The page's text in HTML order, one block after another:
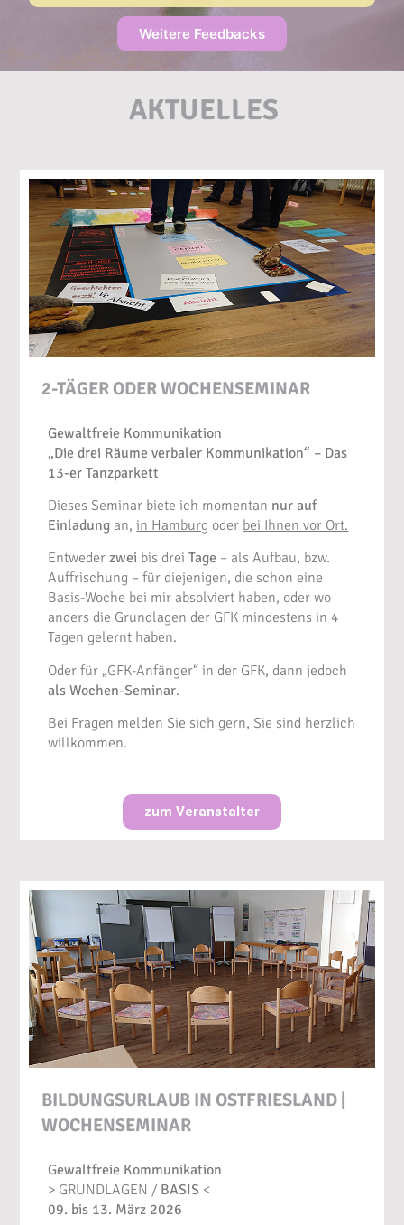
Weitere Feedbacks
AKTUELLES
2-TÄGER ODER WOCHENSEMINAR
Gewaltfreie Kommunikation
„Die drei Räume verbaler Kommunikation“ – Das
13-er Tanzparkett
Dieses Seminar biete ich momentan nur auf
Einladung an,in Hamburg oder bei Ihnen vor Ort.
Entwederzwei bis drei Tage – als Aufbau, bzw.
Auffrischung – für diejenigen, die schon eine
Basis-Woche bei mir absolviert haben, oder wo
anders die Grundlagen der GFK mindestens in 4
Tagen gelernt haben.
Oder für „GFK-Anfänger“ in der GFK, dann jedoch
als Wochen-Seminar.
Bei Fragen melden Sie sich gern, Sie sind herzlich
willkommen.
zum Veranstalter
BILDUNGSURLAUB IN OSTFRIESLAND |
WOCHENSEMINAR
Gewaltfreie Kommunikation
> GRUNDLAGEN / BASIS <
09. bis 13. März 2026